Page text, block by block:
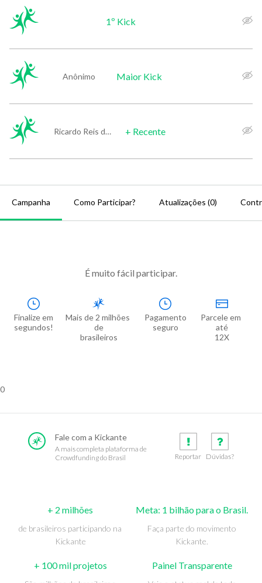
Campanha Como Participar? Atualizações (0)
É muito fácil participar.
Finalize em
segundos!
Mais de 2 milhões
de
brasileiros
Pagamento
seguro
Parcele em
até
12X
0
Fale com a Kickante
A mais completa plataforma de
Crowdfunding do Brasil
Reportar Dúvidas?
1º Kick
Anônimo Maior Kick
Ricardo Reis de Andrade + Recente
+ 2 milhões
de brasileiros participando na
Kickante
Meta: 1 bilhão para o Brasil.
Faça parte do movimento
Kickante.
+ 100 mil projetos Painel Transparente